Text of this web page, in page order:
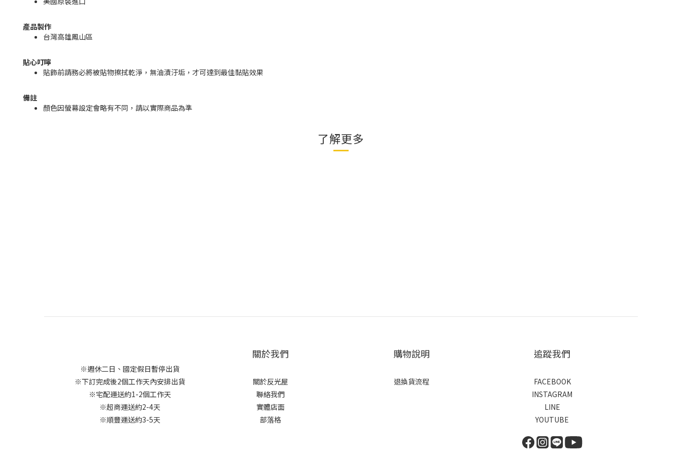
產品製作
台灣高雄鳳山區
貼心叮嚀
貼飾前請務必將被貼物擦拭乾淨，無油漬汙垢，才可達到最佳黏貼效果
備註
顏色因螢幕設定會略有不同，請以實際商品為準
了解更多
※週休二日、國定假日暫停出貨
※下訂完成後2個工作天內安排出貨
※宅配運送約1-2個工作天
※超商運送約2-4天
※順豐運送約3-5天
關於我們
關於反光屋
聯絡我們
實體店面
部落格
購物說明
退換貨流程
追蹤我們
FACEBOOK
INSTAGRAM
LINE
YOUTUBE